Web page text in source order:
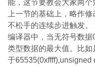
能，这节要教会大家两
上一节的基础上，略作
不松手的连续步进触发
编译器中，当无符号数
类型数据的最大值。比
于